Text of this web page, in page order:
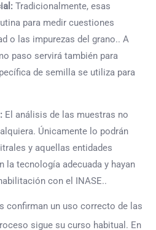
Tradicionalmente, esas
para medir cuestiones
o las impurezas del grano.. A
paso servirá también para
de semilla se utiliza para
El análisis de las muestras no
Únicamente lo podrán
y aquellas entidades
la tecnología adecuada y hayan
con el INASE..
confirman un uso correcto de las
sigue su curso habitual . En